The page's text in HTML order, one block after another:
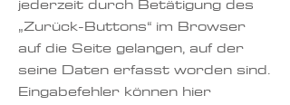
„Zurück-Buttons“ im Browser
auf die Seite gelangen, auf der
seine Daten erfasst worden sind.
Eingabefehler können hier